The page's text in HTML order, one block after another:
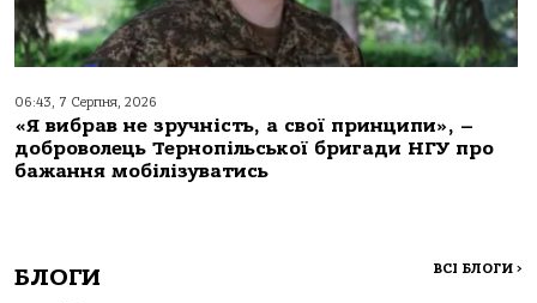
06:43, 7 Серпня, 2026
«Я вибрав не зручність, а свої принципи», –
доброволець Тернопільської бригади НГУ про
бажання мобілізуватись
БЛОГИ ВСІ БЛОГИ >